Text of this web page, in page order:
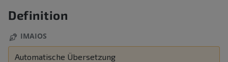
Definition
IMAIOS
Automatische Übersetzung